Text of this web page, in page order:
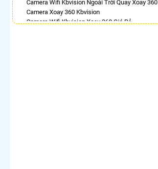
Camera Wifi Kbvision Ngoài Trời Quay Xoay 360
Camera Xoay 360 Kbvision
Camera Wifi Kbvision Xoay 360 Giá Rẻ